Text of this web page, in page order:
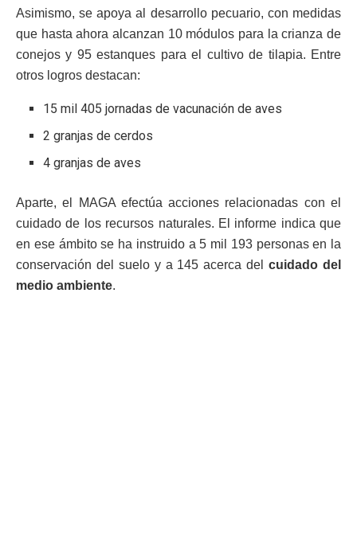
Asimismo, se apoya al desarrollo pecuario, con medidas
que hasta ahora alcanzan 10 módulos para la crianza de
conejos y 95 estanques para el cultivo de tilapia. Entre
otros logros destacan:
15 mil 405 jornadas de vacunación de aves
2 granjas de cerdos
4 granjas de aves
Aparte, el MAGA efectúa acciones relacionadas con el
cuidado de los recursos naturales. El informe indica que
en ese ámbito se ha instruido a 5 mil 193 personas en la
conservación del suelo y a 145 acerca delcuidado del
medio ambiente.